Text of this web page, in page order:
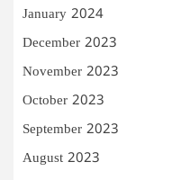
January 2024
December 2023
November 2023
October 2023
September 2023
August 2023